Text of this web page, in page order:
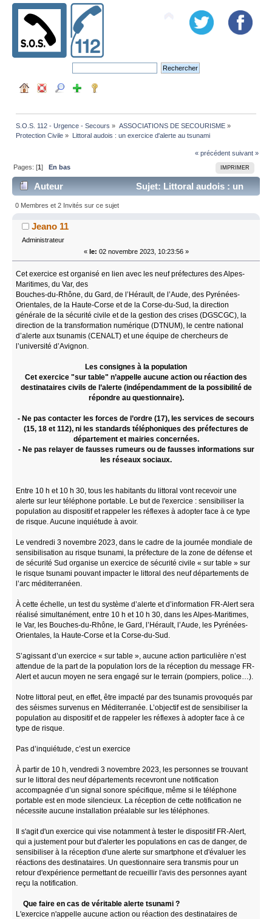
S.O.S. 112 - Urgence - Secours » ASSOCIATIONS DE SECOURISME»
Protection Civile » Littoral audois : un exercice d'alerte au tsunami
« précédent suivant »
IMPRIMER
Pages: [1]En bas
Auteur
Sujet: Littoral audois : un
exercice d'alerte au tsunami (Lu 80059 fois)
0 Membres et 2 Invités sur ce sujet
Jeano 11
Administrateur
« le: 02 novembre 2023, 10:23:56 »
Cet exercice est organisé en lien avec les neuf préfectures des Alpes-
Maritimes, du Var, des
Bouches-du-Rhône, du Gard, de l’Hérault, de l’Aude, des Pyrénées-
Orientales, de la Haute-Corse et de la Corse-du-Sud, la direction
générale de la sécurité civile et de la gestion des crises (DGSCGC), la
direction de la transformation numérique (DTNUM), le centre national
d’alerte aux tsunamis (CENALT) et une équipe de chercheurs de
l’université d’Avignon.
Les consignes à la population
Cet exercice "sur table" n’appelle aucune action ou réaction des
destinataires civils de l’alerte (indépendamment de la possibilité de
répondre au questionnaire).
- Ne pas contacter les forces de l’ordre (17), les services de secours
(15, 18 et 112), ni les standards téléphoniques des préfectures de
département et mairies concernées.
- Ne pas relayer de fausses rumeurs ou de fausses informations sur
les réseaux sociaux.
Entre 10 h et 10 h 30, tous les habitants du littoral vont recevoir une
alerte sur leur téléphone portable. Le but de l'exercice : sensibiliser la
population au dispositif et rappeler les réflexes à adopter face à ce type
de risque. Aucune inquiétude à avoir.
Le vendredi 3 novembre 2023, dans le cadre de la journée mondiale de
sensibilisation au risque tsunami, la préfecture de la zone de défense et
de sécurité Sud organise un exercice de sécurité civile « sur table » sur
le risque tsunami pouvant impacter le littoral des neuf départements de
l’arc méditerranéen.
À cette échelle, un test du système d’alerte et d’information FR-Alert sera
réalisé simultanément, entre 10 h et 10 h 30, dans les Alpes-Maritimes,
le Var, les Bouches-du-Rhône, le Gard, l’Hérault, l’Aude, les Pyrénées-
Orientales, la Haute-Corse et la Corse-du-Sud.
S’agissant d’un exercice « sur table », aucune action particulière n’est
attendue de la part de la population lors de la réception du message FR-
Alert et aucun moyen ne sera engagé sur le terrain (pompiers, police…).
Notre littoral peut, en effet, être impacté par des tsunamis provoqués par
des séismes survenus en Méditerranée. L’objectif est de sensibiliser la
population au dispositif et de rappeler les réflexes à adopter face à ce
type de risque.
Pas d’inquiétude, c’est un exercice
À partir de 10 h, vendredi 3 novembre 2023, les personnes se trouvant
sur le littoral des neuf départements recevront une notification
accompagnée d’un signal sonore spécifique, même si le téléphone
portable est en mode silencieux. La réception de cette notification ne
nécessite aucune installation préalable sur les téléphones.
Il s'agit d'un exercice qui vise notamment à tester le dispositif FR-Alert,
qui a justement pour but d'alerter les populations en cas de danger, de
sensibiliser à la réception d'une alerte sur smartphone et d'évaluer les
réactions des destinataires. Un questionnaire sera transmis pour un
retour d'expérience permettant de recueillir l'avis des personnes ayant
reçu la notification.
Que faire en cas de véritable alerte tsunami ?
L'exercice n'appelle aucune action ou réaction des destinataires de